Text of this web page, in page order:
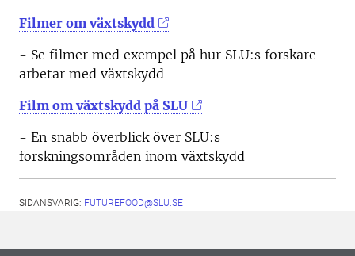
Filmer om växtskydd
- Se filmer med exempel på hur SLU:s forskare
arbetar med växtskydd
Film om växtskydd på SLU
- En snabb överblick över SLU:s
forskningsområden inom växtskydd
SIDANSVARIG: FUTUREFOOD@SLU.SE